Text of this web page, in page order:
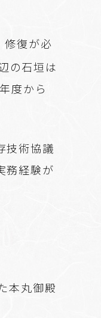
修復が必
の石垣は
度から
技術協議
務経験が
本丸御殿